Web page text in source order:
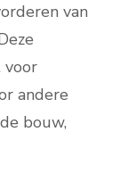
van
voor
andere
bouw,